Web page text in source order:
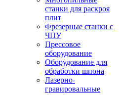
станки для раскроя
плит
Фрезерные станки с
ЧПУ
Прессовое
оборудование
Оборудование для
обработки шпона
Лазерно-
гравировальные